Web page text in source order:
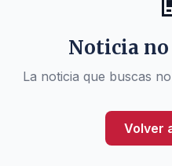
Noticia
La noticia que buscas
Volver